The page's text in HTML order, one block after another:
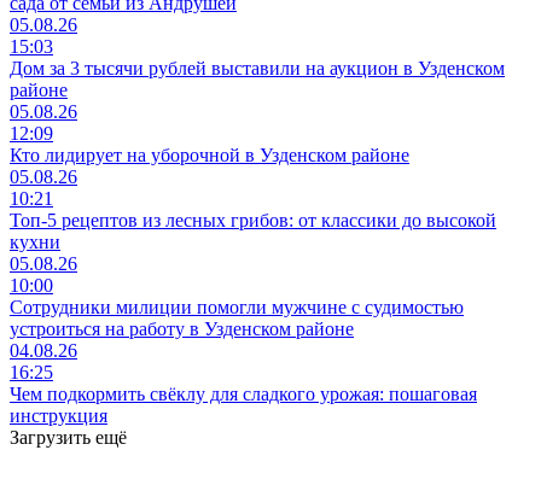
05.08.26
15:03
Дом за 3 тысячи рублей выставили на аукцион в Узденском
районе
05.08.26
12:09
Кто лидирует на уборочной в Узденском районе
05.08.26
10:21
Топ-5 рецептов из лесных грибов: от классики до высокой
кухни
05.08.26
10:00
Сотрудники милиции помогли мужчине с судимостью
устроиться на работу в Узденском районе
04.08.26
16:25
Чем подкормить свёклу для сладкого урожая: пошаговая
инструкция
Загрузить ещё